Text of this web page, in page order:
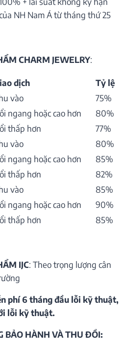
NH Nam Á từ tháng thứ 25
CHARM JEWELRY:
dịch Tỷ lệ
vào
75%
ngang hoặc cao hơn
80%
thấp hơn
77%
vào
80%
ngang hoặc cao hơn
85%
thấp hơn
82%
vào
85%
ngang hoặc cao hơn
90%
thấp hơn
85%
IJC: Theo trọng lượng cân
phí 6 tháng đầu lỗi kỹ thuật,
lỗi kỹ thuật.
BẢO HÀNH VÀ THU ĐỒI: